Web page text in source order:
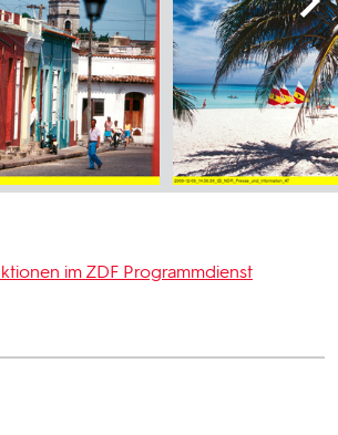
im ZDF Programmdienst